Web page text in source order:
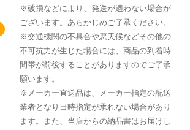
※破損などにより、発送が適わない場合が
ございます。あらかじめご了承ください。
※交通機関の不具合や悪天候などその他の
不可抗力が生じた場合には、商品の到着時
間帯が前後することがありますのでご了承
願います。
※メーカー直送品は、メーカー指定の配送
業者となり日時指定が承れない場合があり
ます。また、当店からの納品書はお届けし